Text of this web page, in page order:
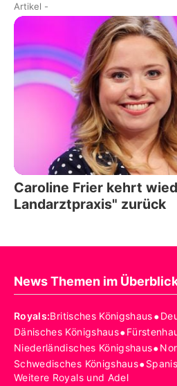
Artikel -
Caroline Frier kehrt
Landarztpraxis" zurück
News Themen im
Royals:Britisches Königshaus•
Dänisches Königshaus•
Niederländisches Königshaus•
Schwedisches Königshaus•
Weitere Royals und Adel